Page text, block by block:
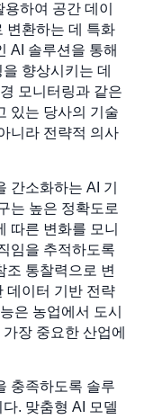
하여 공간 데이
변환하는 데 특화
AI 솔루션을 통해
향상시키는 데
모니터링과 같은
있는 당사의 기술
니라 전략적 의사
간소화하는 AI 기
는 높은 정확도로
따른 변화를 모니
임을 추적하도록
조 통찰력으로 변
데이터 기반 전략
은 농업에서 도시
장 중요한 산업에
충족하도록 솔루
. 맞춤형 AI 모델